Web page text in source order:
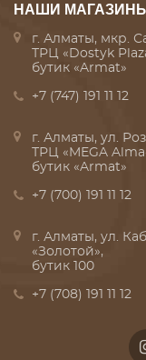
НАШИ МАГАЗИНЫ
г. Алматы, мкр.
ТРЦ «Dostyk
бутик «Armat»
+7 (747) 191 11 12
г. Алматы, ул.
ТРЦ «MEGA
бутик «Armat»
+7 (700) 191 11 12
г. Алматы, ул.
«Золотой»,
бутик 100
+7 (708) 191 11 12